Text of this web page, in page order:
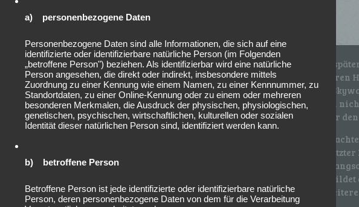
Eine dreißigminütige freie Erkundungstour auf dem Gletschereis
von etwas über 2000 Metern angebrochen werden um einen weiteren
Minuten vom Startpunkt der Terra Busse entfernt befand sich ein
Metern Höhe kommt die bogenförmiger Pfad natürlich bei weitem
Grand Canyon heran, dennoch war es ein spektakulärer Gang über
Danach hieß es den Rückweg nach Banff anzutreten und dieser
Saskatchewan Fluss, der mir bereits in Edmonton begegnete. Ein letzter
gleichnamigen Fluss brachte einen phänomenalen Blick auf die
verschwindende Sonne. Das Schmelzwasser vom Bow Gletscher
der Ursprung des Flusses und fließt nach langer Reise und über
a) personenbezogene Daten
Personenbezogene Daten sind alle Informationen, die sich auf eine
identifizierte oder identifizierbare natürliche Person (im Folgenden
„betroffene Person") beziehen. Als identifizierbar wird eine natürliche
Person angesehen, die direkt oder indirekt, insbesondere mittels
Zuordnung zu einer Kennung wie einem Namen, zu einer Kennnummer, zu
Standortdaten, zu einer Online-Kennung oder zu einem oder mehreren
besonderen Merkmalen, die Ausdruck der physischen, physiologischen,
genetischen, psychischen, wirtschaftlichen, kulturellen oder sozialen
Identität dieser natürlichen Person sind, identifiziert werden kann.
b) betroffene Person
Betroffene Person ist jede identifizierte oder identifizierbare natürliche
Person, deren personenbezogene Daten von dem für die Verarbeitung